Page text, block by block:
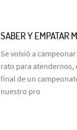
SABER Y EMPATAR
Se volvió a
rato para atendernos,
final de un
nuestro pro